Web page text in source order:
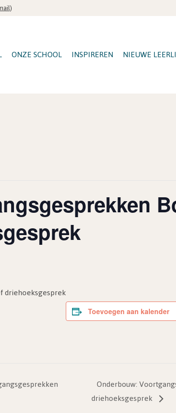
ONZE SCHOOL INSPIREREN NIEUWE
driehoeksgesprek
Toevoegen aan kalender
Onderbouw:
driehoeksgesprek